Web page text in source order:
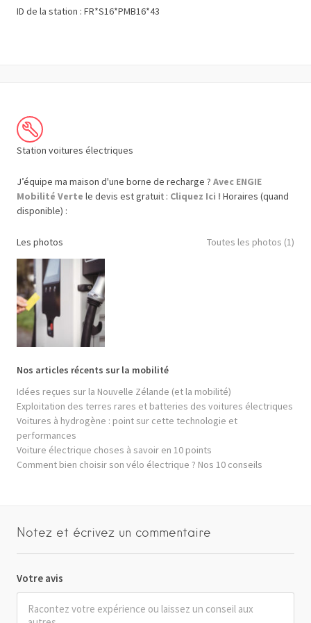
ID de la station : FR*S16*PMB16*43
Station voitures électriques
J’équipe ma maison d'une borne de recharge ? Avec ENGIE
Mobilité Verte le devis est gratuit : Cliquez Ici ! Horaires (quand
disponible) :
Les photos Toutes les photos (1)
Nos articles récents sur la mobilité
Idées reçues sur la Nouvelle Zélande (et la mobilité)
Exploitation des terres rares et batteries des voitures électriques
Voitures à hydrogène : point sur cette technologie et
performances
Voiture électrique choses à savoir en 10 points
Comment bien choisir son vélo électrique ? Nos 10 conseils
Notez et écrivez un commentaire
Votre avis